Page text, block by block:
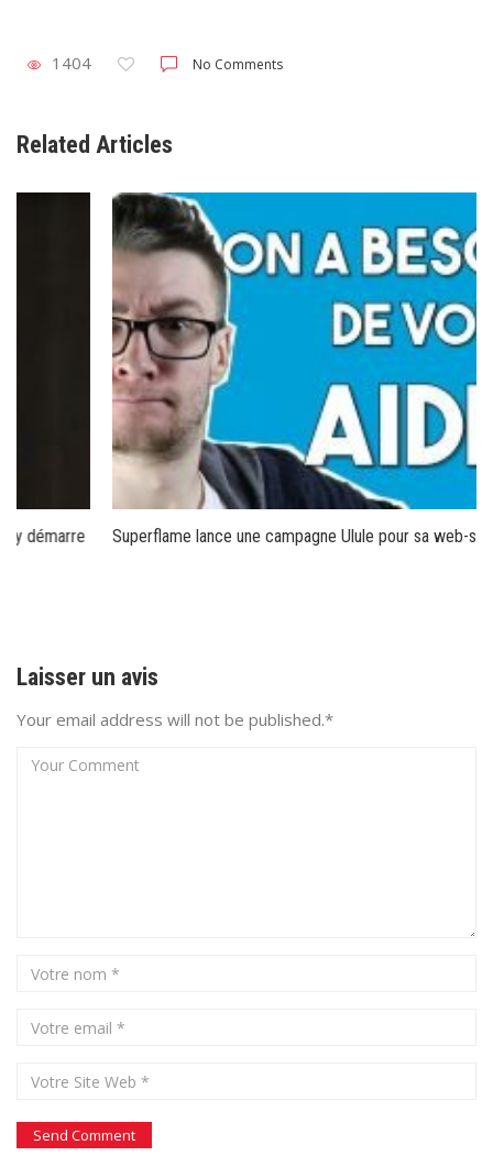
1404 No Comments
Related Articles
Superflame lance une campagne Ulule pour sa web-série
Laisser un avis
Your email address will not be published.*